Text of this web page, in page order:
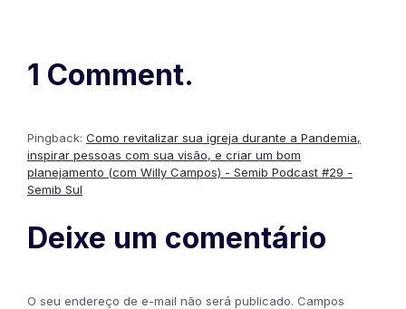
1 Comment.
Pingback: Como revitalizar sua igreja durante a Pandemia,
inspirar pessoas com sua visão, e criar um bom
planejamento (com Willy Campos) - Semib Podcast #29 -
Semib Sul
Deixe um comentário
O seu endereço de e-mail não será publicado. Campos